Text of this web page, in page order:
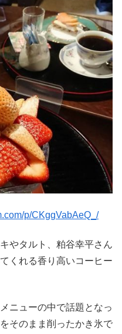
p/CKggVabAeQ_/
やタルト、粕谷幸平さん
くれる香り高いコーヒー
ニューの中で話題となっ
そのまま削ったかき氷で